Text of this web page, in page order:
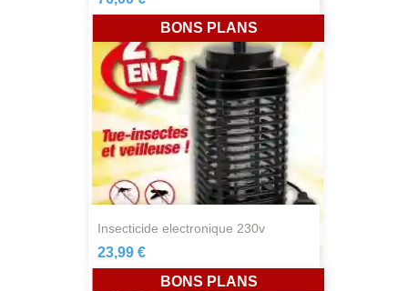
insecticide electronique 230v
23,99 €
BONS PLANS
BONS PLANS